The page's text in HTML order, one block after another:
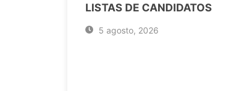
LISTAS DE CANDIDATOS
5 agosto, 2026